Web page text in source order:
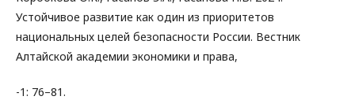
Устойчивое развитие как один из приоритетов
национальных целей безопасности России. Вестник
Алтайской академии экономики и права,
-1: 76–81.